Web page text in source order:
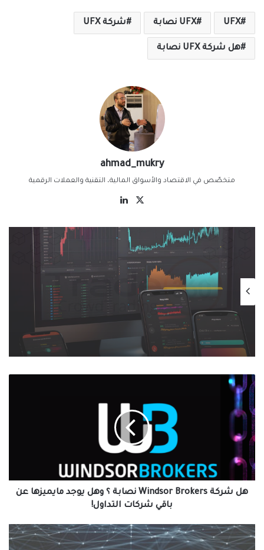
UFX UFX نصابة شركة UFX
هل شركة UFX نصابة
ahmad_mukry
متخصّص في الاقتصاد والأسواق المالية، التقنية والعملات الرقمية
‫X
شركات التداول
تحليل أداء منصة Olymp Trade في نهاية 2024
وتوقعات 2025
هل
شركة
Windsor
Brokers
نصابة
؟
يوجد
مايميزها
عن
التداول!
هل شركة Windsor Brokers نصابة ؟ وهل يوجد مايميزها عن
باقي شركات التداول!
هل
شركة